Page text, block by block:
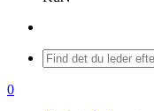
Menu
search
0